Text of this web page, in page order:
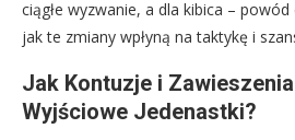
ciągłe wyzwanie, a dla kibica –
jak te zmiany wpłyną na taktykę i
Jak Kontuzje i
Wyjściowe Jedenastki?